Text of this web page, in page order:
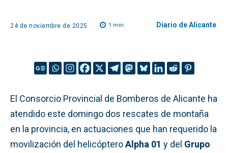
24 de noviembre de 2025 1 min. Diario de Alicante
El Consorcio Provincial de Bomberos de Alicante ha
atendido este domingo dos rescates de montaña
en la provincia, en actuaciones que han requerido la
movilización del helicópteroAlpha 01 y del Grupo